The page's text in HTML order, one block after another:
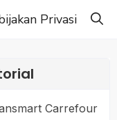
Privasi
Carrefour